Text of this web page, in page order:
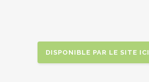
DISPONIBLE PAR LE SITE ICI